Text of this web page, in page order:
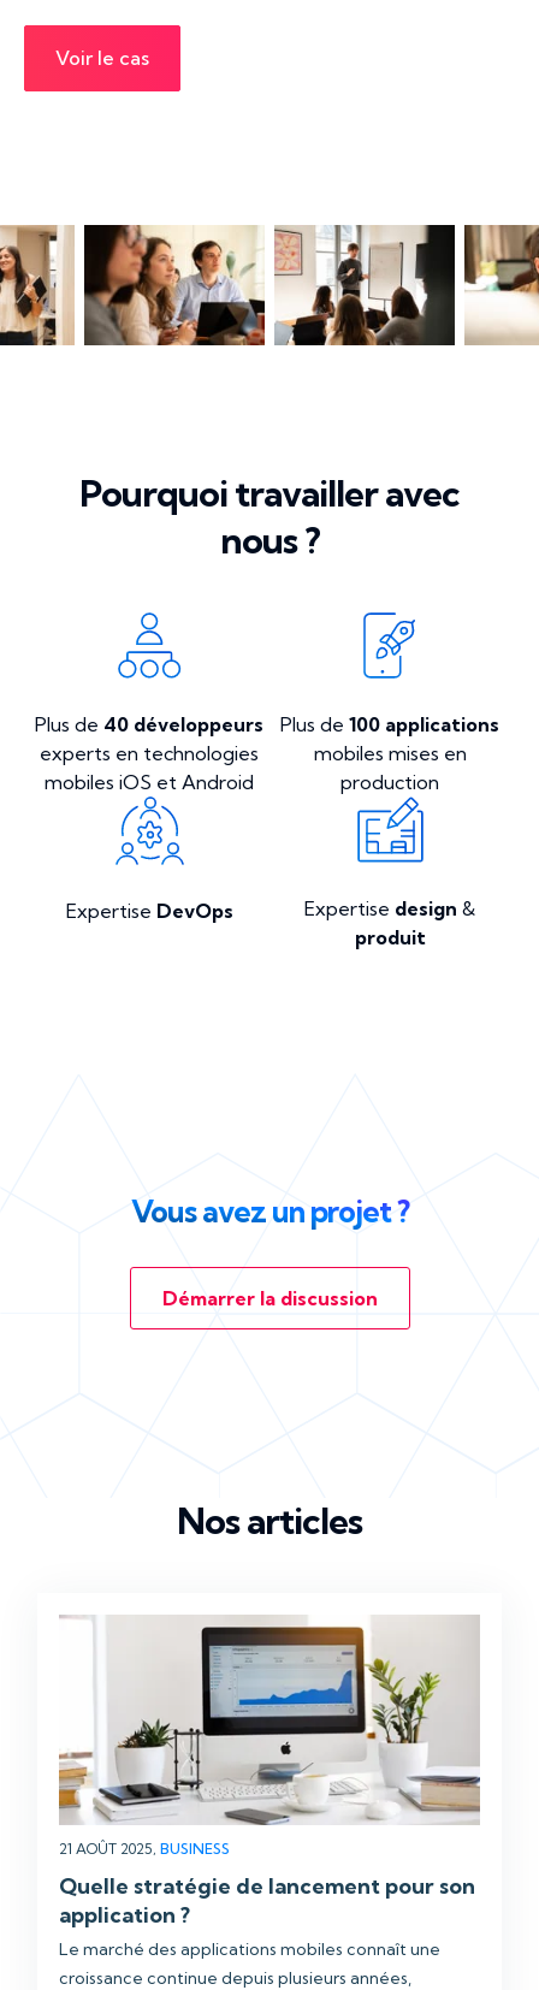
Voir le cas
Pourquoi travailler avec
nous ?
Plus de 40 développeurs
experts en technologies
mobiles iOS et Android
Plus de 100 applications
mobiles mises en
production
Expertise DevOps Expertise design &
produit
Vous avez un projet ?
Démarrer la discussion
Nos articles
21 AOÛT 2025, BUSINESS
Quelle stratégie de lancement pour son
application ?
Le marché des applications mobiles connaît une
croissance continue depuis plusieurs années,